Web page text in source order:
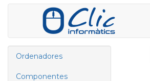
Ordenadores
Componentes